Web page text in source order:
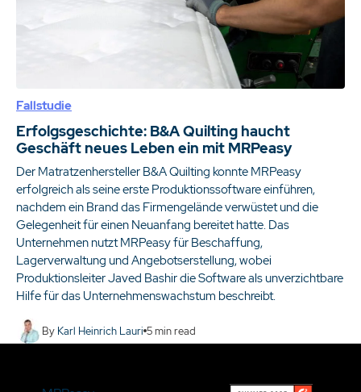
Fallstudie
Erfolgsgeschichte: B&A Quilting haucht
Geschäft neues Leben ein mit MRPeasy
Der Matratzenhersteller B&A Quilting konnte MRPeasy
erfolgreich als seine erste Produktionssoftware einführen,
nachdem ein Brand das Firmengelände verwüstet und die
Gelegenheit für einen Neuanfang bereitet hatte. Das
Unternehmen nutzt MRPeasy für Beschaffung,
Lagerverwaltung und Angebotserstellung, wobei
Produktionsleiter Javed Bashir die Software als unverzichtbare
Hilfe für das Unternehmenswachstum beschreibt.
By Karl Heinrich Lauri 5min read